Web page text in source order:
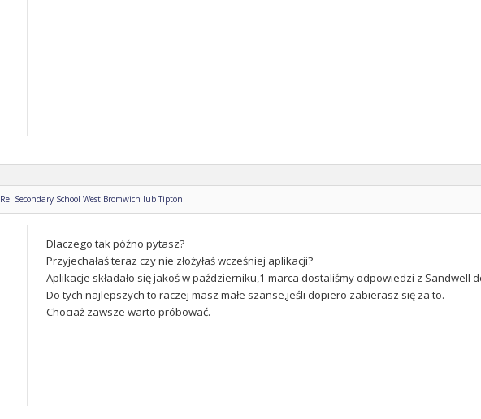
Re: Secondary School West Bromwich lub Tipton
Dlaczego tak późno pytasz?
Przyjechałaś teraz czy nie złożyłaś wcześniej aplikacji?
Aplikacje składało się jakoś w październiku,1 marca dostaliśmy odpowiedzi z Sandwell
Do tych najlepszych to raczej masz małe szanse,jeśli dopiero zabierasz się za to.
Chociaż zawsze warto próbować.